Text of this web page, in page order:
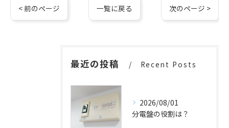
< 前のページ 一覧に戻る 次のページ >
最近の投稿 Recent Posts
2026/08/01
分電盤の役割は？